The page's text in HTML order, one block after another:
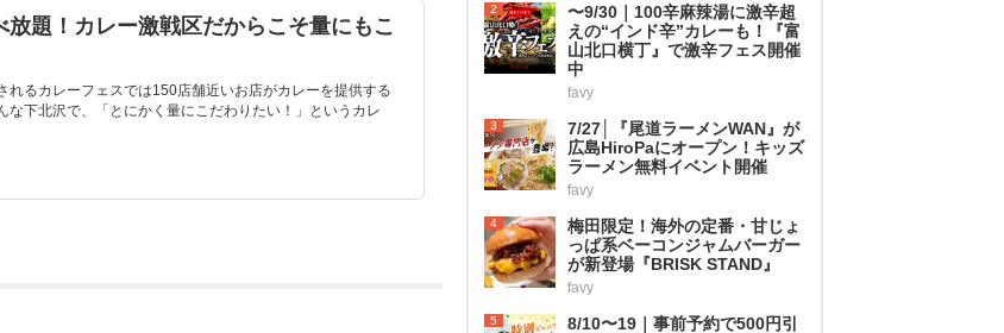
放題！カレー激戦区だからこそ量にもこ
るカレーフェスでは150店舗近いお店がカレーを提供する
な下北沢で、「とにかく量にこだわりたい！」というカレ
2
〜9/30｜100辛麻辣湯に激辛超
えの“インド辛”カレーも！『富
山北口横丁』で激辛フェス開催
中
favy
3
7/27│『尾道ラーメンWAN』が
広島HiroPaにオープン！キッズ
ラーメン無料イベント開催
favy
4
梅田限定！海外の定番・甘じょ
っぱ系ベーコンジャムバーガー
が新登場『BRISK STAND』
favy
5
8/10〜19｜事前予約で500円引